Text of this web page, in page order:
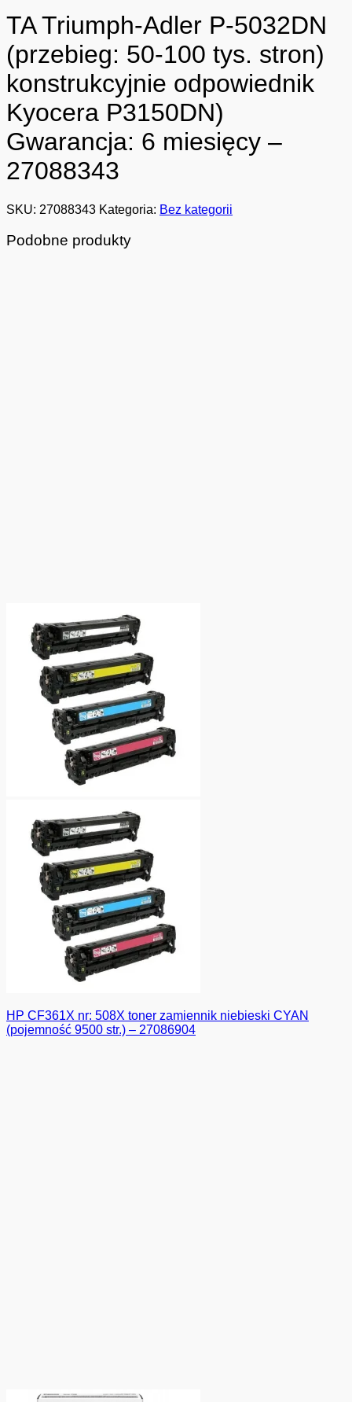
TA Triumph-Adler P-5032DN
(przebieg: 50-100 tys. stron)
konstrukcyjnie odpowiednik
Kyocera P3150DN)
Gwarancja: 6 miesięcy –
27088343
SKU: 27088343 Kategoria: Bez kategorii
Podobne produkty
HP CF361X nr: 508X toner zamiennik niebieski CYAN
(pojemność 9500 str.) – 27086904